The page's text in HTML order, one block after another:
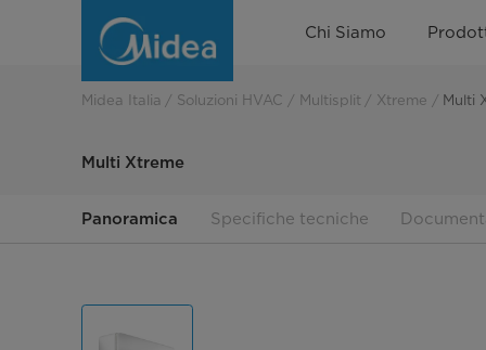
Chi Siamo
Midea Italia Soluzioni HVAC Multisplit Xtreme Multi
Multi Xtreme
Panoramica Specifiche tecniche